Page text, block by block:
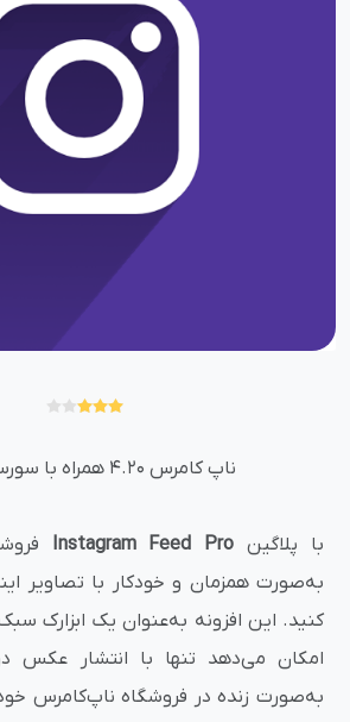
ناپ کامرس 4.20 همراه با سورس رایگان
با پلاگین Instagram Feed Pro
به‌صورت همزمان و خودکار با تصاویر
کنید. این افزونه به‌عنوان یک ابزارک
امکان می‌دهد تنها با انتشار عکس در
به‌صورت زنده در فروشگاه ناپ‌کامرس